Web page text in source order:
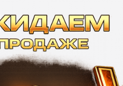
FM-модуляторы Bluetooth
Автовидеорегистраторы
Аудиотехника